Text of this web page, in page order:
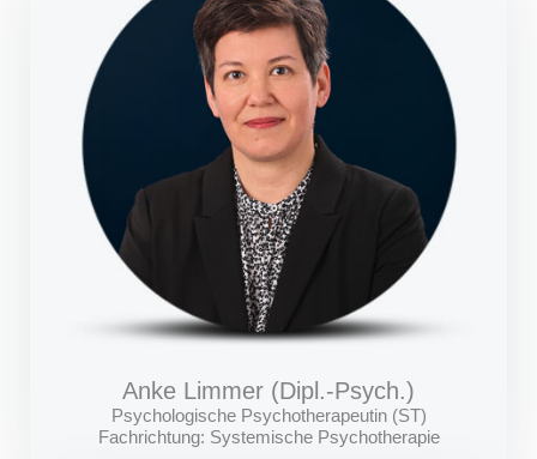
Anke Limmer (Dipl.-Psych.)
Psychologische Psychotherapeutin (ST)
Fachrichtung: Systemische Psychotherapie